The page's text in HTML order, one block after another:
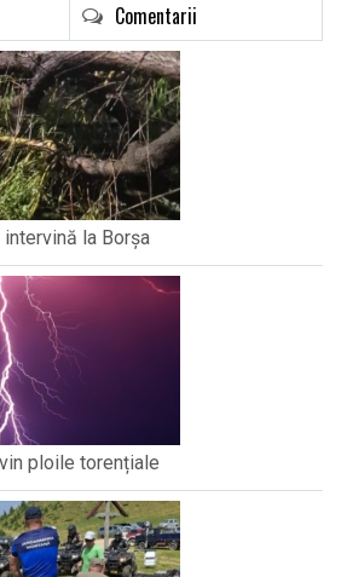
Comentarii
la Borșa
ploile torențiale